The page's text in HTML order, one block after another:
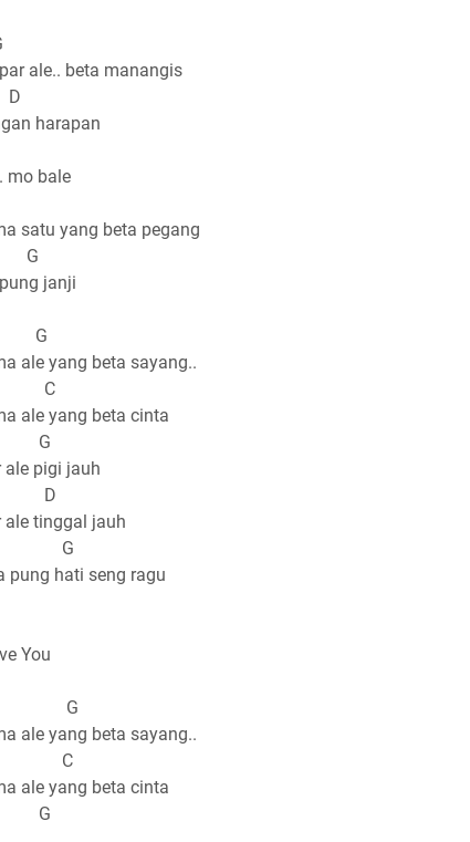
ale.. beta manangis
harapan
mo bale
satu yang beta pegang
G
janji
G
ale yang beta sayang..
C
ale yang beta cinta
G
ale pigi jauh
D
ale tinggal jauh
G
pung hati seng ragu
You
G
ale yang beta sayang..
C
ale yang beta cinta
G